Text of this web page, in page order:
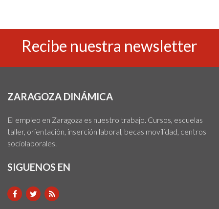
Recibe nuestra newsletter
ZARAGOZA DINÁMICA
El empleo en Zaragoza es nuestro trabajo. Cursos, escuelas
taller, orientación, inserción laboral, becas movilidad, centros
sociolaborales.
SIGUENOS EN